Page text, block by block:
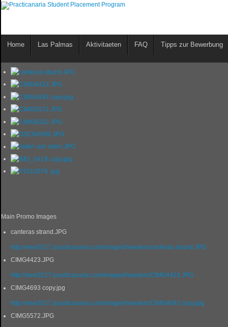
Home Las Palmas Aktivitaeten FAQ Tipps zur Bewerbung
Main Promo Images
canteras strand.JPG
http://new2017.practicanaria.com/images/headers/canteras strand.JPG
CIMG4423.JPG
http://new2017.practicanaria.com/images/headers/CIMG4423.JPG
CIMG4693 copy.jpg
http://new2017.practicanaria.com/images/headers/CIMG4693 copy.jpg
CIMG5572.JPG